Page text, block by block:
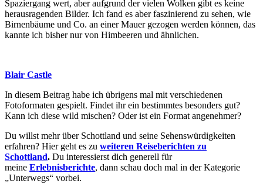
Spaziergang wert, aber aufgrund der vielen Wolken gibt es keine
herausragenden Bilder. Ich fand es aber faszinierend zu sehen, wie
Birnenbäume und Co. an einer Mauer gezogen werden können, das
kannte ich bisher nur von Himbeeren und ähnlichen.
Blair Castle
In diesem Beitrag habe ich übrigens mal mit verschiedenen
Fotoformaten gespielt. Findet ihr ein bestimmtes besonders gut?
Kann ich diese wild mischen? Oder ist ein Format angenehmer?
Du willst mehr über Schottland und seine Sehenswürdigkeiten
erfahren? Hier geht es zu weiteren Reiseberichten zu
Schottland. Du interessierst dich generell für
meine Erlebnisberichte, dann schau doch mal in der Kategorie
„Unterwegs“ vorbei.